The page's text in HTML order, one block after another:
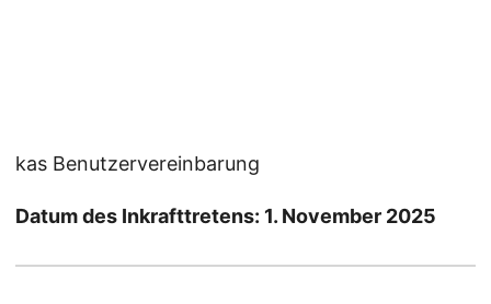
kas Benutzervereinbarung
Datum des Inkrafttretens: 1. November 2025